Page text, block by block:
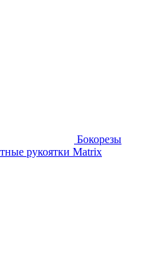
Бокорезы
рукоятки Matrix